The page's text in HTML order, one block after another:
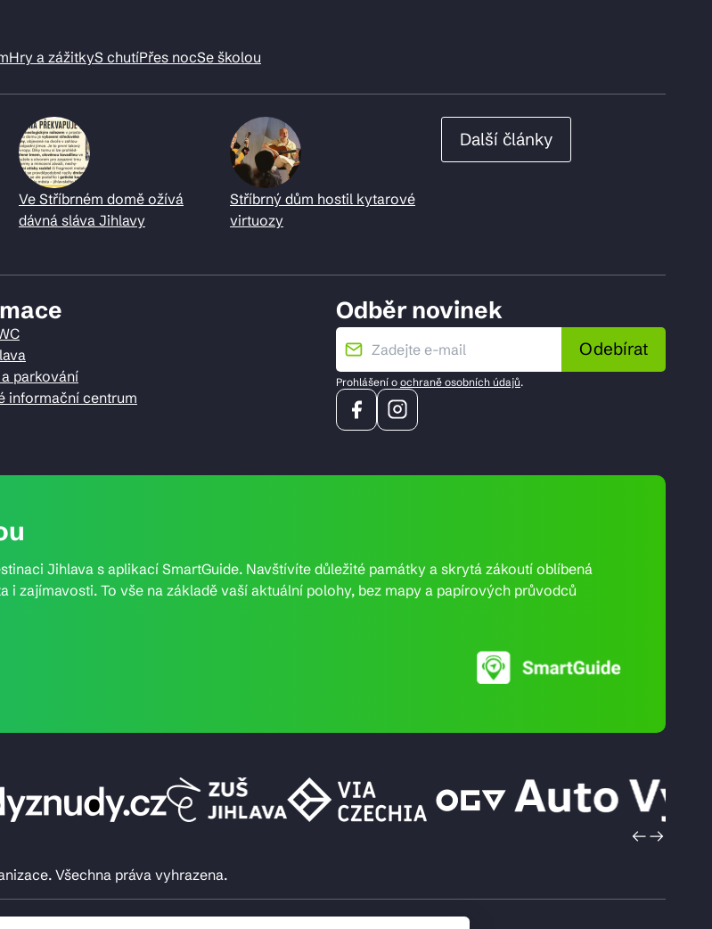
Hry a zážitkyS chutíPřes nocSe školou
Ve Stříbrném domě ožívá
dávná sláva Jihlavy
Stříbrný dům hostil kytarové
virtuozy
Další články
parkování
informační centrum
Odběr novinek
Odebírat
Prohlášení o ochraně osobních údajů.
Jihlava s aplikací SmartGuide. Navštívíte důležité památky a skrytá zákoutí oblíbená
i zajímavosti. To vše na základě vaší aktuální polohy, bez mapy a papírových průvodců
Všechna práva vyhrazena.